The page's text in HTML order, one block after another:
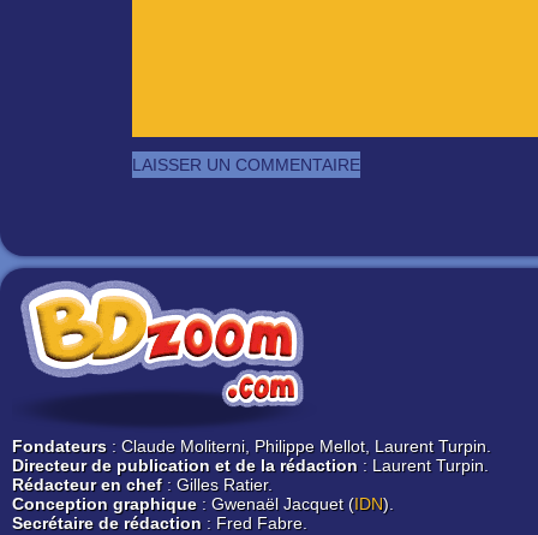
Fondateurs : Claude Moliterni, Philippe Mellot, Laurent Turpin.
Directeur de publication et de la rédaction : Laurent Turpin.
Rédacteur en chef: Gilles Ratier.
Conception graphique: Gwenaël Jacquet (IDN).
Secrétaire de rédaction : Fred Fabre.